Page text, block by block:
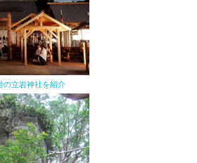
の立岩神社を紹介